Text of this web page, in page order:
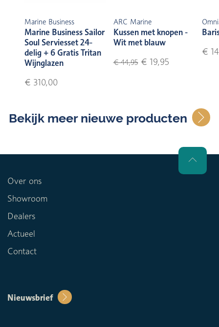
Marine Business
Marine Business Sailor
Soul Serviesset 24-
delig + 6 Gratis Tritan
Wijnglazen
€ 310,00
ARC Marine
Kussen met knopen -
Wit met blauw
€ 44,95€ 19,95
€
Bekijk meer nieuwe producten
Over ons
Showroom
Dealers
Actueel
Contact
Nieuwsbrief